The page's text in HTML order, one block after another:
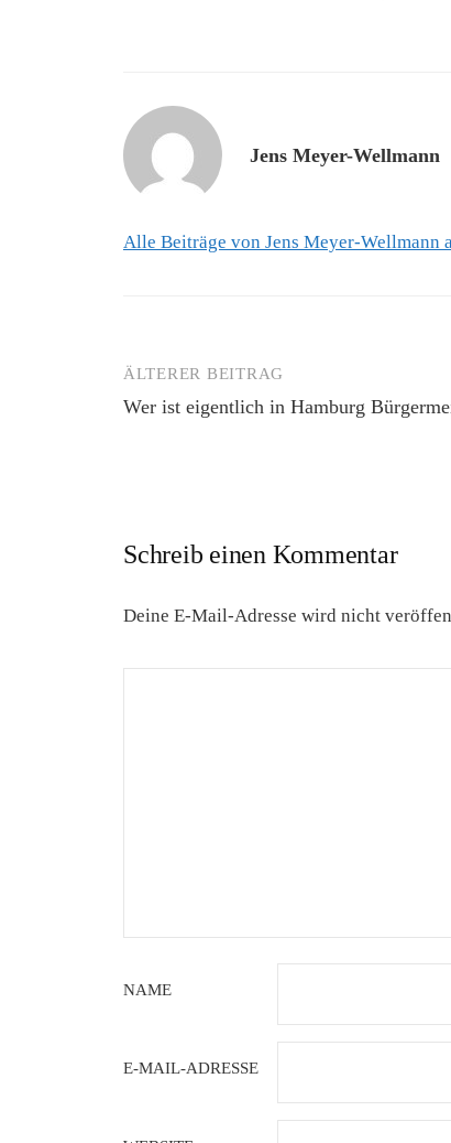
Jens Meyer-Wellmann
Alle Beiträge von Jens Meyer-Wellmann
Beitrags-
Navigation
ÄLTERER BEITRAG
Wer ist eigentlich in Hamburg
Schreib einen Kommentar
Deine E-Mail-Adresse wird nicht
NAME
E-MAIL-ADRESSE